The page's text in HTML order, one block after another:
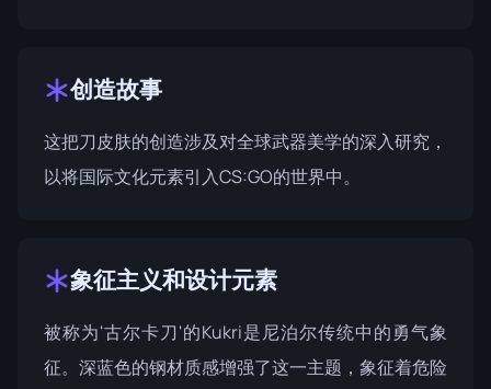
创造故事
这把刀皮肤的创造涉及对全球武器美学的深入研究，
以将国际文化元素引入CS:GO的世界中。
象征主义和设计元素
被称为'古尔卡刀'的Kukri是尼泊尔传统中的勇气象
征。深蓝色的钢材质感增强了这一主题，象征着危险